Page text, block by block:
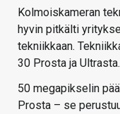
Kolmoiskameran
hyvin pitkälti
tekniikkaan.
30 Prosta ja Ultrasta.
50 megapikselin
Prosta – se